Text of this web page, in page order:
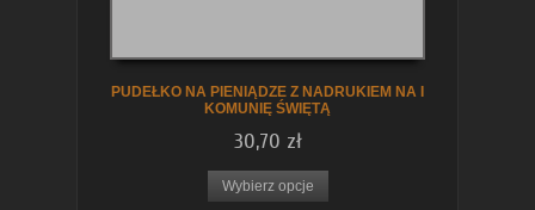
PUDEŁKO NA PIENIĄDZE Z NADRUKIEM NA I
KOMUNIĘ ŚWIĘTĄ
30,70 zł
Wybierz opcje
zobacz szczegóły